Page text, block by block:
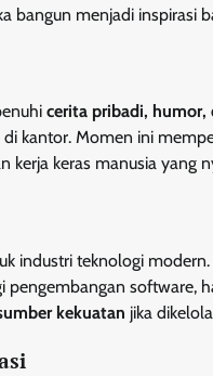
bangun menjadi inspirasi
cerita pribadi, humor,
kantor. Momen ini
kerja keras manusia yang
industri teknologi
software,
kekuatan jika